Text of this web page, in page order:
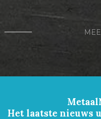
Het laatste nieuws